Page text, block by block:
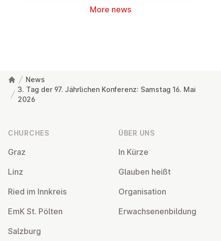
More news
News
3. Tag der 97. Jährlichen Konferenz: Samstag 16. Mai
2026
CHURCHES
Graz
Linz
Ried im Innkreis
EmK St. Pölten
Salzburg
ÜBER UNS
In Kürze
Glauben heißt
Or­gan­isa­tion
Er­wach­sen­en­bildung